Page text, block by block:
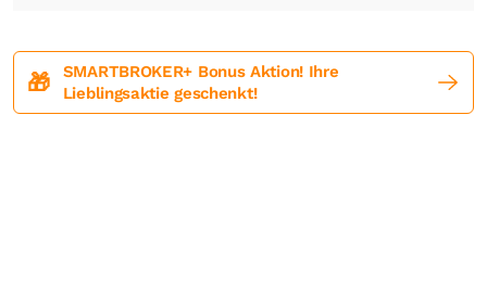
🎁
SMARTBROKER+ Bonus Aktion! Ihre
Lieblingsaktie geschenkt!